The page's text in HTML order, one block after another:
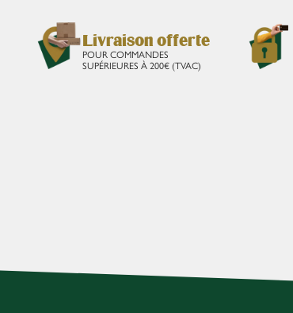
Livraison offerte
POUR COMMANDES
SUPÉRIEURES À 200€ (TVAC)